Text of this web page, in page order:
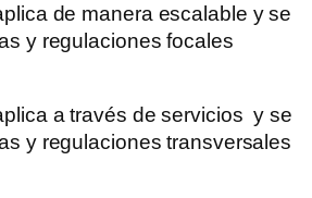
de manera escalable y se
y regulaciones focales
a través de servicios y se
y regulaciones transversales